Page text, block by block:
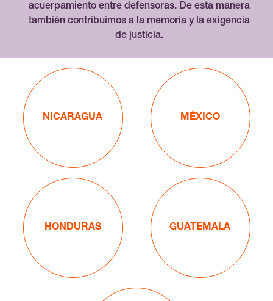
acuerpamiento entre defensoras. De esta manera
también contribuimos a la memoria y la exigencia
de justicia.
NICARAGUA MÉXICO
HONDURAS GUATEMALA